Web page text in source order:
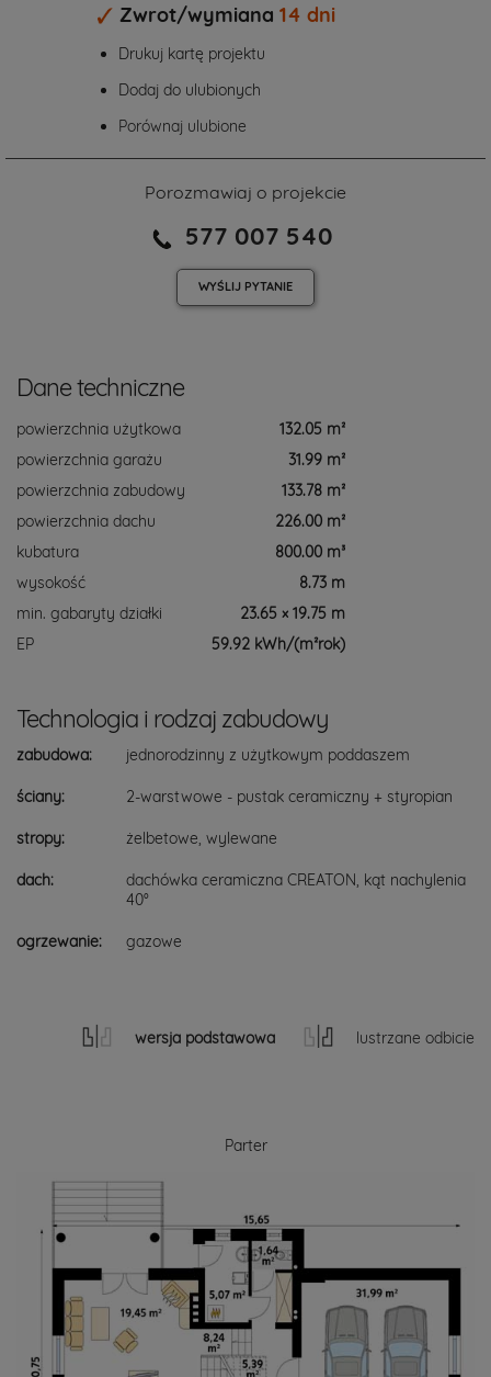
Zwrot/wymiana 14 dni
Drukuj kartę projektu
Dodaj do ulubionych
Porównaj ulubione
Porozmawiaj o projekcie
577 007 540
WYŚLIJ PYTANIE
Dane techniczne
powierzchnia użytkowa
132.05 m²
powierzchnia garażu
31.99 m²
powierzchnia zabudowy
133.78 m²
powierzchnia dachu
226.00 m²
kubatura
800.00 m³
wysokość
8.73 m
min. gabaryty działki
23.65 × 19.75 m
EP
59.92 kWh/(m²rok)
Technologia i rodzaj zabudowy
zabudowa: jednorodzinny z użytkowym poddaszem
ściany: 2-warstwowe - pustak ceramiczny + styropian
stropy: żelbetowe, wylewane
dach:
dachówka ceramiczna CREATON, kąt nachylenia
40°
ogrzewanie: gazowe
wersja podstawowa lustrzane odbicie
Parter